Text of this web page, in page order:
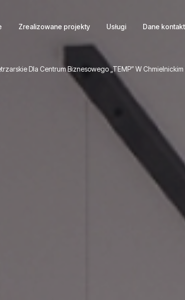
Zrealizowane projekty Usługi Dane
Dla Centrum Biznesowego „TEMP” W Chmielnickim